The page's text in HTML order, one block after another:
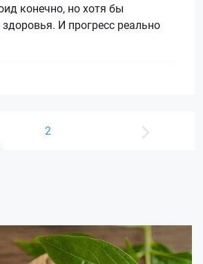
конечно, но хотя бы
И прогресс реально
2